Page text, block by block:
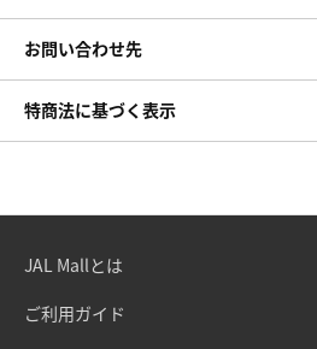
お問い合わせ先
特商法に基づく表示
JAL Mallとは
ご利用ガイド